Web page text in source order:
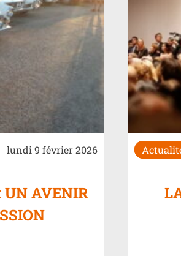
lundi 9 février 2026
UN AVENIR